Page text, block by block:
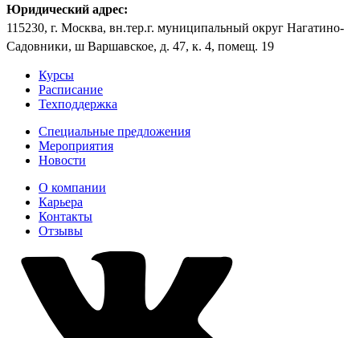
Юридический адрес:
115230, г. Москва, вн.тер.г. муниципальный округ Нагатино-
Садовники, ш Варшавское, д. 47, к. 4, помещ. 19
Курсы
Расписание
Техподдержка
Специальные предложения
Мероприятия
Новости
О компании
Карьера
Контакты
Отзывы